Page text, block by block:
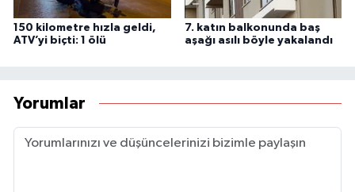
150 kilometre hızla geldi,
ATV’yi biçti: 1 ölü
7. katın balkonunda baş
aşağı asılı böyle yakalandı
Yorumlar